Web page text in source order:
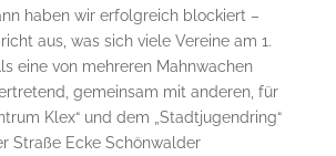
haben wir erfolgreich blockiert –
aus, was sich viele Vereine am 1.
eine von mehreren Mahnwachen
gemeinsam mit anderen, für
Klex“ und dem „Stadtjugendring“
Straße Ecke Schönwalder